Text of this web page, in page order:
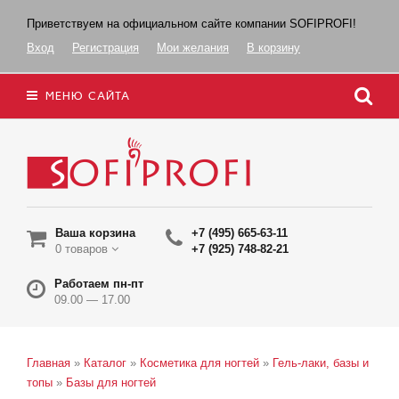
Приветствуем на официальном сайте компании SOFIPROFI!
Вход
Регистрация Мои желания В корзину
МЕНЮ САЙТА
Ваша корзина
0 товаров
+7 (495) 665-63-11
+7 (925) 748-82-21
Работаем пн-пт
09.00 — 17.00
Главная » Каталог » Косметика для ногтей » Гель-лаки, базы и
топы » Базы для ногтей